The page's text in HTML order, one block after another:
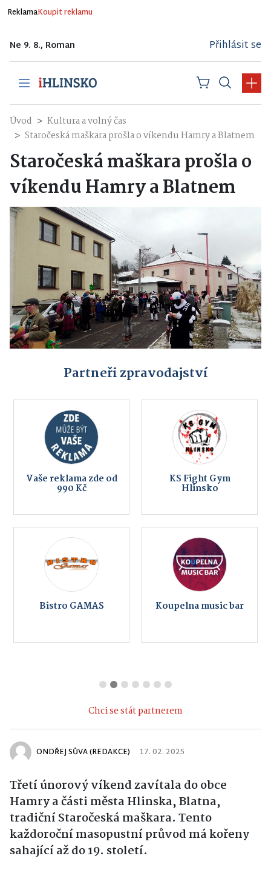
ReklamaKoupit reklamu
Ne 9. 8., Roman Přihlásit se
Úvod
Kultura a volný čas
Staročeská maškara prošla o víkendu Hamry a Blatnem
Staročeská maškara prošla o
víkendu Hamry a Blatnem
Partneři zpravodajství
Vaše reklama zde od
990 Kč
KS Fight Gym
Hlinsko
Bistro GAMAS Koupelna music bar
Chci se stát partnerem
ONDŘEJ SŮVA (REDAKCE) 17. 02. 2025
Třetí únorový víkend zavítala do obce
Hamry a části města Hlinska, Blatna,
tradiční Staročeská maškara. Tento
každoroční masopustní průvod má kořeny
sahající až do 19. století.